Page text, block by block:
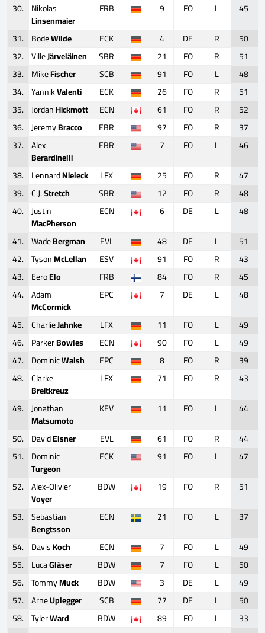
30. Nikolas
Linsenmaier
FRB 9 FO L 45
31. BodeWilde ECK 4 DE R 50
32. VilleJärveläinen SBR 21 FO R 51
33. MikeFischer SCB 91 FO L 48
34. YannikValenti ECK 26 FO R 51
35. JordanHickmott ECN 61 FO R 52
36. JeremyBracco EBR 97 FO R 37
37. Alex
Berardinelli
EBR 7 FO L 46
38. LennardNieleck LFX 25 FO R 47
39. C.J.Stretch SBR 12 FO R 48
40. Justin
MacPherson
ECN 6 DE L 48
41. WadeBergman EVL 48 DE L 51
42. TysonMcLellan ESV 91 FO R 43
43. EeroElo FRB 84 FO R 45
44. Adam
McCormick
EPC 7 DE L 48
45. CharlieJahnke LFX 11 FO L 49
46. ParkerBowles ECN 90 FO L 49
47. DominicWalsh EPC 8 FO R 39
48. Clarke
Breitkreuz
LFX 71 FO R 43
49. Jonathan
Matsumoto
KEV 11 FO L 44
50. DavidElsner EVL 61 FO R 44
51. Dominic
Turgeon
ECK 91 FO L 47
52. Alex-Olivier
Voyer
BDW 19 FO R 51
53. Sebastian
Bengtsson
ECN 21 FO L 37
54. DavisKoch ECN 7 FO L 49
55. LucaGläser BDW 7 FO L 50
56. TommyMuck BDW 3 DE L 49
57. ArneUplegger SCB 77 DE L 50
58. TylerWard BDW 89 FO L 33